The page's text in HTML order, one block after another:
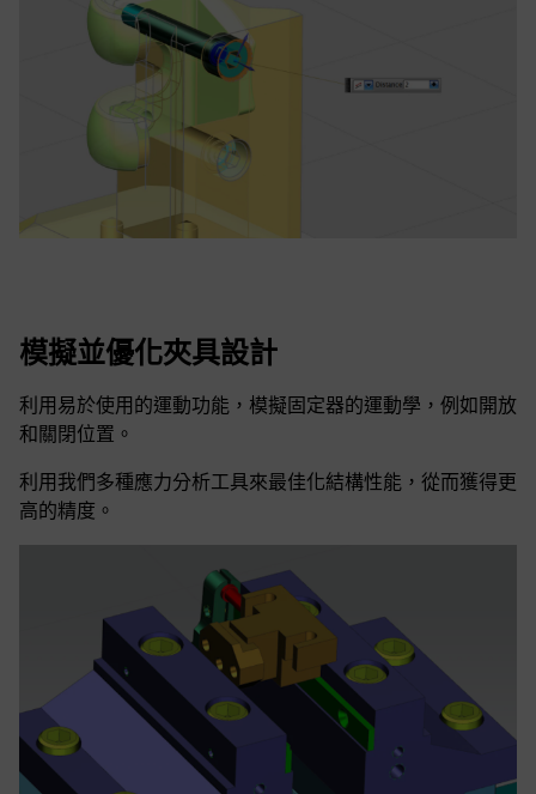
模擬並優化夾具設計
利用易於使用的運動功能，模擬固定器的運動學，例如開放
和關閉位置。
利用我們多種應力分析工具來最佳化結構性能，從而獲得更
高的精度。